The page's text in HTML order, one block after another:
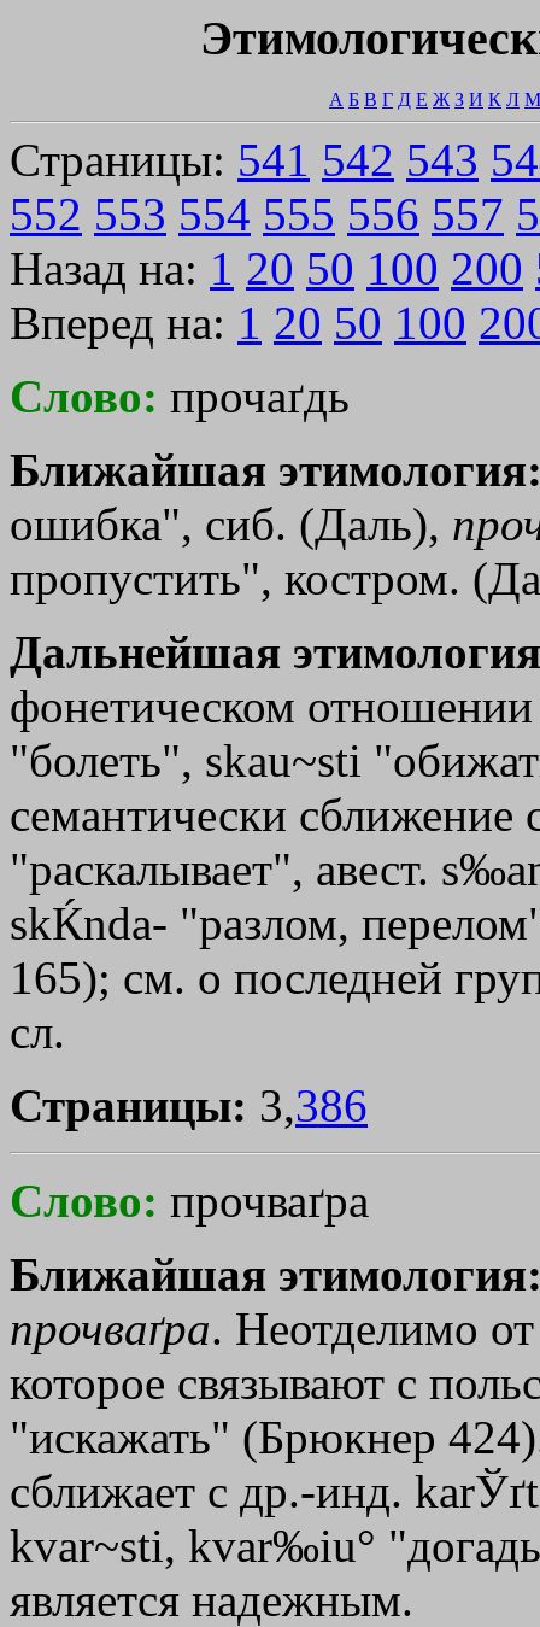
А Б В Г Д Е Ж З И К Л М
Страницы: 541 542 543
552 553 554 555 556 557
Назад на: 1 20 50 100 200
Вперед на: 1 20 50 100
Слово: прочаґдь
Ближайшая
ошибка", сиб. (Даль),
пропустить", костром.
Дальнейшая
фонетическом отношении
"болеть", skau~sti
семантически
"раскалывает", авест.
skЌnda- "разлом,
165); см. о последней
сл.
Страницы: 3,386
Слово: прочваґра
Ближайшая
прочваґра. Неотделимо
которое связывают с
"искажать" (Брюкнер
сближает с др.-инд.
kvar~sti, kvar‰iu°
является надежным.